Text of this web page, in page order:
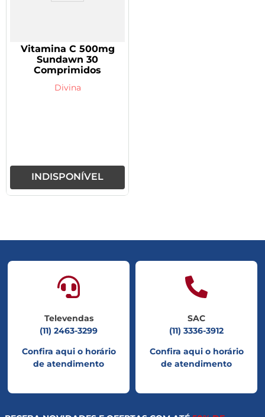
Vitamina C 500mg
Sundawn 30
Comprimidos
Divina
INDISPONÍVEL
Televendas
(11) 2463-3299
Confira aqui o horário
de atendimento
SAC
(11) 3336-3912
Confira aqui o horário
de atendimento